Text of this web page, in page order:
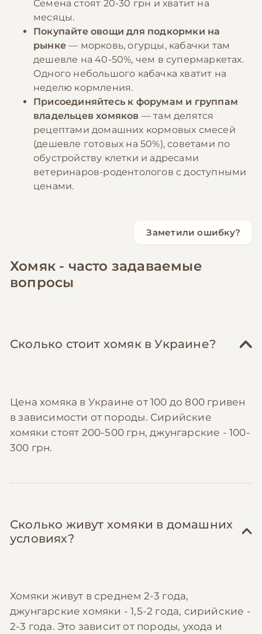
Семена стоят 20-30 грн и хватит на
месяцы.
Покупайте овощи для подкормки на
рынке — морковь, огурцы, кабачки там
дешевле на 40-50%, чем в супермаркетах.
Одного небольшого кабачка хватит на
неделю кормления.
Присоединяйтесь к форумам и группам
владельцев хомяков — там делятся
рецептами домашних кормовых смесей
(дешевле готовых на 50%), советами по
обустройству клетки и адресами
ветеринаров-родентологов с доступными
ценами.
Заметили ошибку?
Хомяк - часто задаваемые
вопросы
Сколько стоит хомяк в Украине?
Цена хомяка в Украине от 100 до 800 гривен
в зависимости от породы. Сирийские
хомяки стоят 200-500 грн, джунгарские - 100-
300 грн.
Сколько живут хомяки в домашних
условиях?
Хомяки живут в среднем 2-3 года,
джунгарские хомяки - 1,5-2 года, сирийские -
2-3 года. Это зависит от породы, ухода и